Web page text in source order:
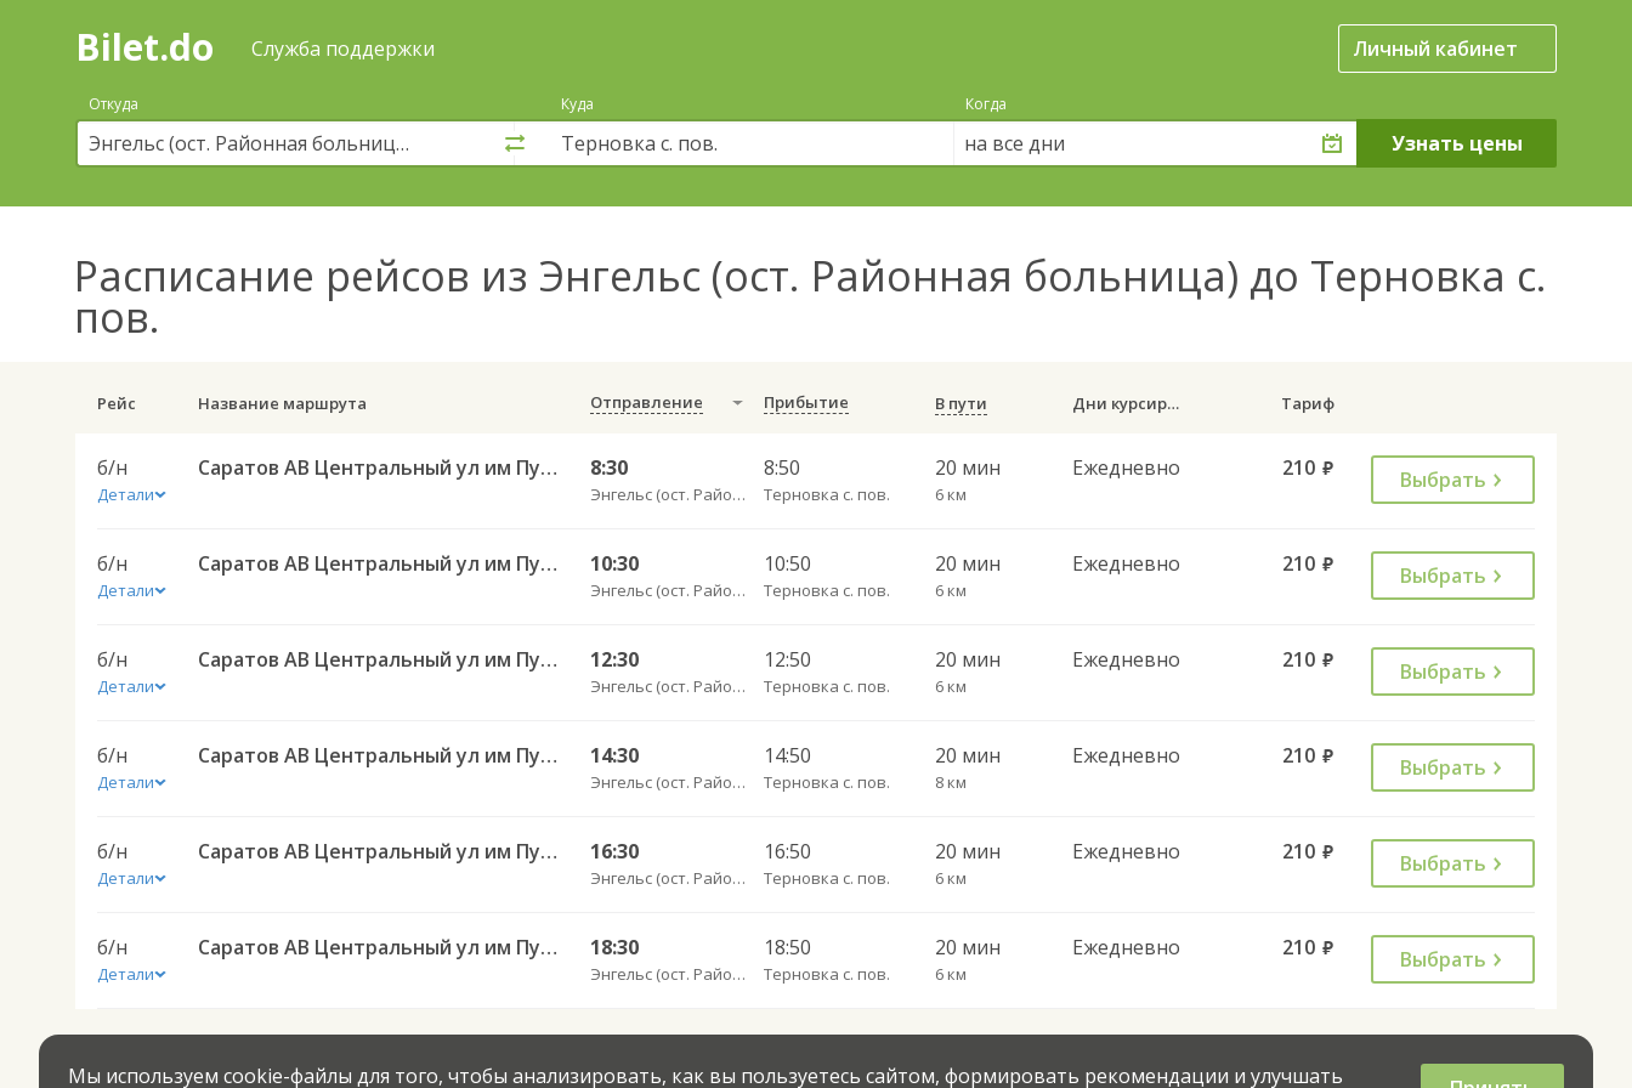
Поиск
покупка
билетов
автобус
онлайн
Bilet.do Служба поддержки Личный кабинет
Откуда Куда Когда
на все дни
Расписание рейсов из Энгельс (ост. Районная больница) до Терновка с.
пов.
Рейс Название маршрута Отправление Прибытие В пути Дни курсирования Тариф
б/н
Детали
Саратов АВ Центральный ул им Пугачева 179 А — Старая Полтавка 8:30
Энгельс (ост. Районная больница)
8:50
Терновка с. пов.
20 мин
6 км
Ежедневно 210 руб. Выбрать
б/н
Детали
Саратов АВ Центральный ул им Пугачева 179 А — Старая Полтавка 10:30
Энгельс (ост. Районная больница)
10:50
Терновка с. пов.
20 мин
6 км
Ежедневно 210 руб. Выбрать
б/н
Детали
Саратов АВ Центральный ул им Пугачева 179 А — Старая Полтавка 12:30
Энгельс (ост. Районная больница)
12:50
Терновка с. пов.
20 мин
6 км
Ежедневно 210 руб. Выбрать
б/н
Детали
Саратов АВ Центральный ул им Пугачева 179 А — Палласовка 14:30
Энгельс (ост. Районная больница)
14:50
Терновка с. пов.
20 мин
8 км
Ежедневно 210 руб. Выбрать
б/н
Детали
Саратов АВ Центральный ул им Пугачева 179 А — Старая Полтавка 16:30
Энгельс (ост. Районная больница)
16:50
Терновка с. пов.
20 мин
6 км
Ежедневно 210 руб. Выбрать
б/н
Детали
Саратов АВ Центральный ул им Пугачева 179 А — Старая Полтавка 18:30
Энгельс (ост. Районная больница)
18:50
Терновка с. пов.
20 мин
6 км
Ежедневно 210 руб. Выбрать
Мы используем cookie-файлы для того, чтобы анализировать, как вы пользуетесь сайтом, формировать рекомендации и улучшать